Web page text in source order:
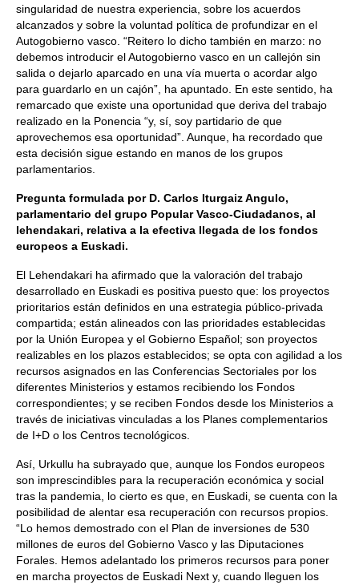
singularidad de nuestra experiencia, sobre los acuerdos
alcanzados y sobre la voluntad política de profundizar en el
Autogobierno vasco. “Reitero lo dicho también en marzo: no
debemos introducir el Autogobierno vasco en un callejón sin
salida o dejarlo aparcado en una vía muerta o acordar algo
para guardarlo en un cajón”, ha apuntado. En este sentido, ha
remarcado que existe una oportunidad que deriva del trabajo
realizado en la Ponencia “y, sí, soy partidario de que
aprovechemos esa oportunidad”. Aunque, ha recordado que
esta decisión sigue estando en manos de los grupos
parlamentarios.
Pregunta formulada por D. Carlos Iturgaiz Angulo,
parlamentario del grupo Popular Vasco-Ciudadanos, al
lehendakari, relativa a la efectiva llegada de los fondos
europeos a Euskadi.
El Lehendakari ha afirmado que la valoración del trabajo
desarrollado en Euskadi es positiva puesto que: los proyectos
prioritarios están definidos en una estrategia público-privada
compartida; están alineados con las prioridades establecidas
por la Unión Europea y el Gobierno Español; son proyectos
realizables en los plazos establecidos; se opta con agilidad a los
recursos asignados en las Conferencias Sectoriales por los
diferentes Ministerios y estamos recibiendo los Fondos
correspondientes; y se reciben Fondos desde los Ministerios a
través de iniciativas vinculadas a los Planes complementarios
de I+D o los Centros tecnológicos.
Así, Urkullu ha subrayado que, aunque los Fondos europeos
son imprescindibles para la recuperación económica y social
tras la pandemia, lo cierto es que, en Euskadi, se cuenta con la
posibilidad de alentar esa recuperación con recursos propios.
“Lo hemos demostrado con el Plan de inversiones de 530
millones de euros del Gobierno Vasco y las Diputaciones
Forales. Hemos adelantado los primeros recursos para poner
en marcha proyectos de Euskadi Next y, cuando lleguen los